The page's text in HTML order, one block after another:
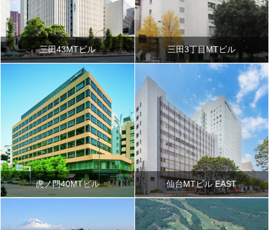
三田43MTビル 三田3丁目MTビル
虎ノ門40MTビル 仙台MTビル EAST